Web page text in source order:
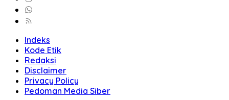
Indeks
Kode Etik
Redaksi
Disclaimer
Privacy Policy
Pedoman Media Siber